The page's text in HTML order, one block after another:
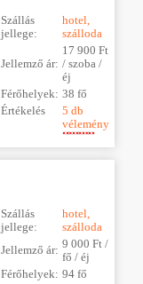
Szállás
jellege:
hotel,
szálloda
Jellemző ár:
17 900 Ft
/ szoba /
éj
Férőhelyek: 38 fő
Értékelés
5 db
vélemény
Szállás
jellege:
hotel,
szálloda
Jellemző ár: 9 000 Ft /
fő / éj
Férőhelyek: 94 fő